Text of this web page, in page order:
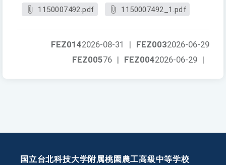
1150007492.pdf 1150007492_1.pdf
FEZ0032026-06-29
FEZ0142026-08-31
|
FEZ0042026-06-29 |
FEZ00576 |
国立台北科技大学附属桃園農工高級中等学校